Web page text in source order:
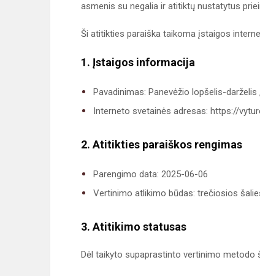
asmenis su negalia ir atitiktų nustatytus
Ši atitikties paraiška taikoma įstaigos
1. Įstaigos informacija
Pavadinimas: Panevėžio lopšelis-darželis
Interneto svetainės adresas: https://
2. Atitikties paraiškos rengimas
Parengimo data: 2025-06-06
Vertinimo atlikimo būdas: trečiosios
3. Atitikimo statusas
Dėl taikyto supaprastinto vertinimo metodo